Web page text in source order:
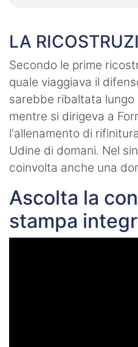
LA
Secondo le prime
quale viaggiava il
sarebbe ribaltata lungo
mentre si dirigeva a
l'allenamento di
Udine di domani. Nel
coinvolta anche una
Ascolta la
stampa